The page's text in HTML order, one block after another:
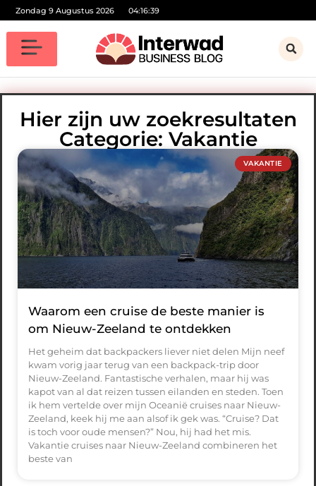
Zondag 9 Augustus 2026 04:16:39
Hier zijn uw zoekresultaten
Categorie: Vakantie
VAKANTIE
Waarom een cruise de beste manier is
om Nieuw-Zeeland te ontdekken
Het geheim dat backpackers liever niet delen Mijn neef
kwam vorig jaar terug van een backpack-trip door
Nieuw-Zeeland. Fantastische verhalen, maar hij was
kapot van al dat reizen tussen eilanden en steden. Toen
ik hem vertelde over mijn Oceanië cruises naar Nieuw-
Zeeland, keek hij me aan alsof ik gek was. “Cruise? Dat
is toch voor oude mensen?” Nou, hij had het mis.
Vakantie cruises naar Nieuw-Zeeland combineren het
beste van